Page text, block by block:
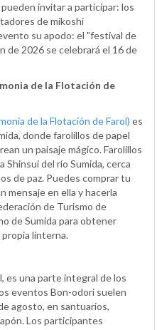
invitar a participar: los
de mikoshi
su apodo: el "festival de
de 2026 se celebrará el 16 de
de la Flotación de
de la Flotación de Farol) es
donde farolillos de papel
un paisaje mágico. Farolillos
Shinsui del río Sumida, cerca
de paz. Puedes comprar tu
mensaje en ella y hacerla
de Turismo de
de Sumida para obtener
linterna.
es una parte integral de los
eventos Bon-odori suelen
agosto, en santuarios,
Los participantes